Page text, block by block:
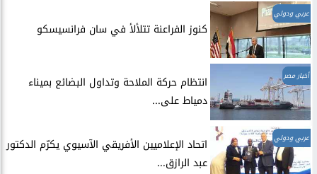
عربي ودولي
​كنوز الفراعنة تتلألأ في سان فرانسيسكو
أخبار مصر
انتظام حركة الملاحة وتداول البضائع بميناء
دمياط على...
عربي ودولي
اتحاد الإعلاميين الأفريقي الآسيوي يكرّم الدكتور
عبد الرازق...